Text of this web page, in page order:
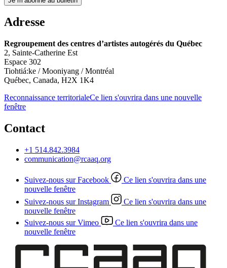
Adresse
Regroupement des centres d’artistes autogérés du Québec
2, Sainte-Catherine Est
Espace 302
Tiohtiá:ke / Mooniyang / Montréal
Québec, Canada, H2X 1K4
Reconnaissance territorialeCe lien s'ouvrira dans une nouvelle
fenêtre
Contact
+1 514.842.3984
communication@rcaaq.org
Suivez-nous sur Facebook
Ce lien s'ouvrira dans une
nouvelle fenêtre
Suivez-nous sur Instagram
Ce lien s'ouvrira dans une
nouvelle fenêtre
Suivez-nous sur Vimeo
Ce lien s'ouvrira dans une
nouvelle fenêtre